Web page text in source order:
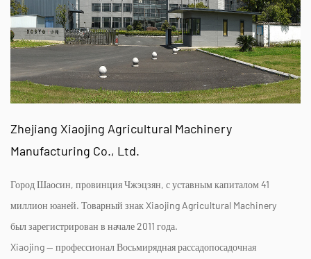
Zhejiang Xiaojing Agricultural Machinery
Manufacturing Co., Ltd.
Город Шаосин, провинция Чжэцзян, с уставным капиталом 41
миллион юаней. Товарный знак Xiaojing Agricultural Machinery
был зарегистрирован в начале 2011 года.
Xiaojing — профессионалВосьмирядная рассадопосадочная